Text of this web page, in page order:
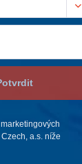
a.s. níže